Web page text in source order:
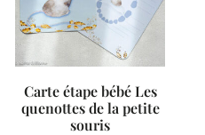
Carte étape bébé Les
quenottes de la petite
souris